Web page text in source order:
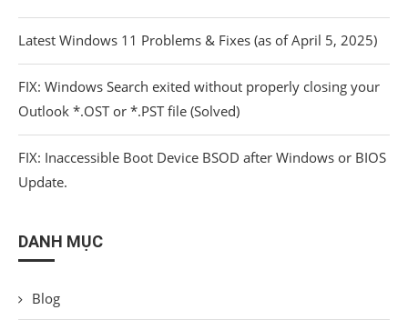
Latest Windows 11 Problems & Fixes (as of April 5, 2025)
FIX: Windows Search exited without properly closing your
Outlook *.OST or *.PST file (Solved)
FIX: Inaccessible Boot Device BSOD after Windows or BIOS
Update.
DANH MỤC
Blog